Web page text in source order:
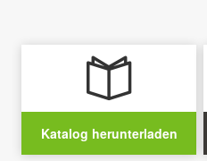
Katalog herunterladen